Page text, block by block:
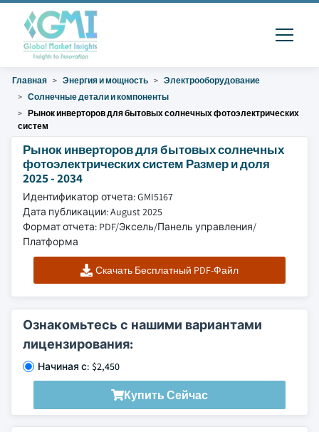
Главная Энергия и мощность
Электрооборудование
Солнечные детали и компоненты
Рынок инверторов для бытовых солнечных фотоэлектрических
систем
Рынок инверторов для бытовых солнечных
фотоэлектрических систем Размер и доля
2025 - 2034
Идентификатор отчета: GMI5167
Дата публикации: August 2025
Формат отчета: PDF/Эксель/Панель управления/
Платформа
Скачать Бесплатный PDF-Файл
Ознакомьтесь с нашими вариантами
лицензирования:
Начиная с: $2,450
Купить Сейчас